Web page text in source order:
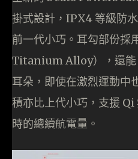
掛式設計，IPX4 等級防
前一代小巧。耳勾部份
Titanium Alloy），還能
耳朵，即使在激烈運動中
積亦比上代小巧，支援
時的總續航電量。